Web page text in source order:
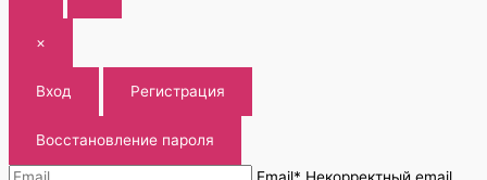
×
Вход Регистрация
Восстановление пароля